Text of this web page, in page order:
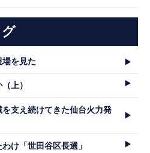
を見た
上）
支え続けてきた仙台火力発
け「世田谷区長選」